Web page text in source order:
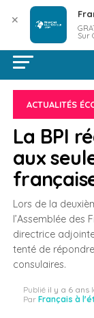
ACTUALITÉS
La BPI
aux
Lors de la
l’Assemblée des
directrice
tenté de
consulaires.
Publié il y a 6 ans
Par Français à
✕
Sur